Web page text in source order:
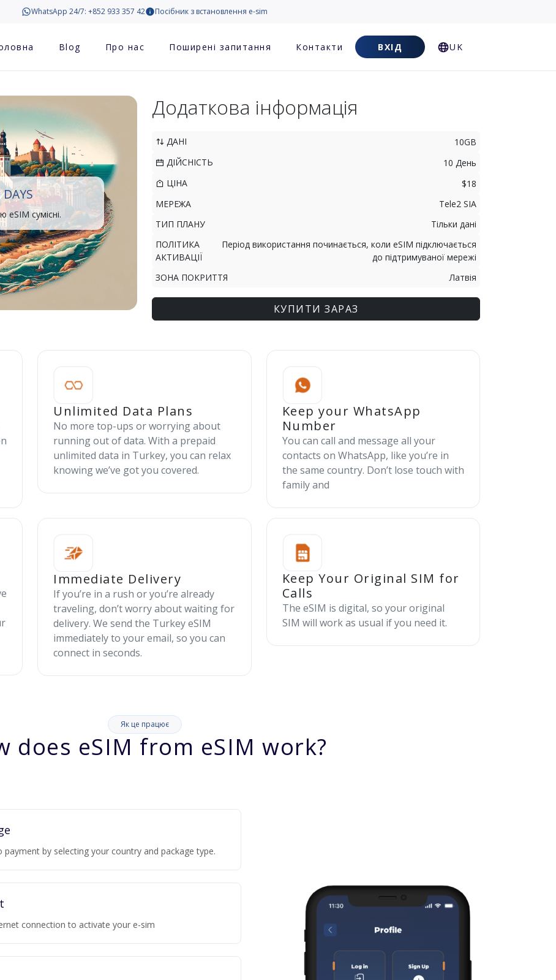
WhatsApp 24/7: +852 933 357 42 Посібник з встановлення e-sim
Blog Про нас Поширені запитання Контакти ВХІД UK
eSIM сумісні.
Додаткова інформація
ДАНІ
10GB
ДІЙСНІСТЬ
10 День
ЦІНА
$18
МЕРЕЖА
Tele2 SIA
ТИП ПЛАНУ
Тільки дані
ПОЛІТИКА
АКТИВАЦІЇ
Період використання починається, коли eSIM підключається
до підтримуваної мережі
ЗОНА ПОКРИТТЯ
Латвія
КУПИТИ ЗАРАЗ
Unlimited Data Plans
No more top-ups or worrying about
running out of data. With a prepaid
unlimited data in Turkey, you can relax
knowing we’ve got you covered.
Keep your WhatsApp
Number
You can call and message all your
contacts on WhatsApp, like you’re in
the same country. Don’t lose touch with
family and
Immediate Delivery
If you’re in a rush or you’re already
traveling, don’t worry about waiting for
delivery. We send the Turkey eSIM
immediately to your email, so you can
connect in seconds.
Keep Your Original SIM for
Calls
The eSIM is digital, so your original
SIM will work as usual if you need it.
Як це працює
does eSIM from eSIM work?
by selecting your country and package type.
connection to activate your e-sim